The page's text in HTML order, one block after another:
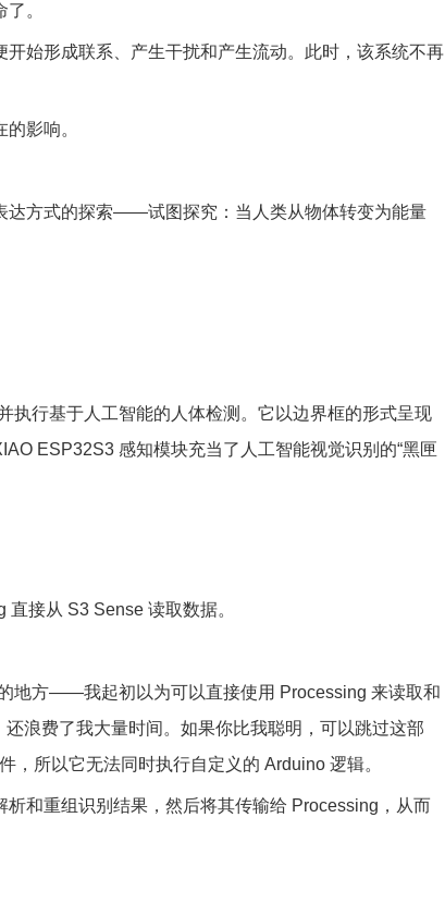
。
始形成联系、产生干扰和产生流动。此时，该系统不再
影响。
达方式的探索——试图探究：当人类从物体转变为能量
执行基于人工智能的人体检测。它以边界框的形式呈现
ESP32S3 感知模块充当了人工智能视觉识别的“黑匣
接从 S3 Sense 读取数据。
地方——我起初以为可以直接使用 Processing 来读取和
浪费了我大量时间。如果你比我聪明，可以跳过这部
，所以它无法同时执行自定义的 Arduino 逻辑。
和重组识别结果，然后将其传输给 Processing，从而